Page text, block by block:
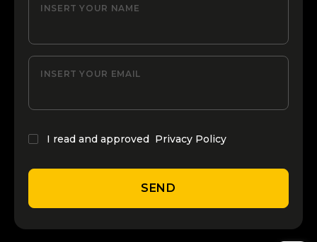
INSERT YOUR NAME
INSERT YOUR EMAIL
I read and approved Privacy Policy
SEND